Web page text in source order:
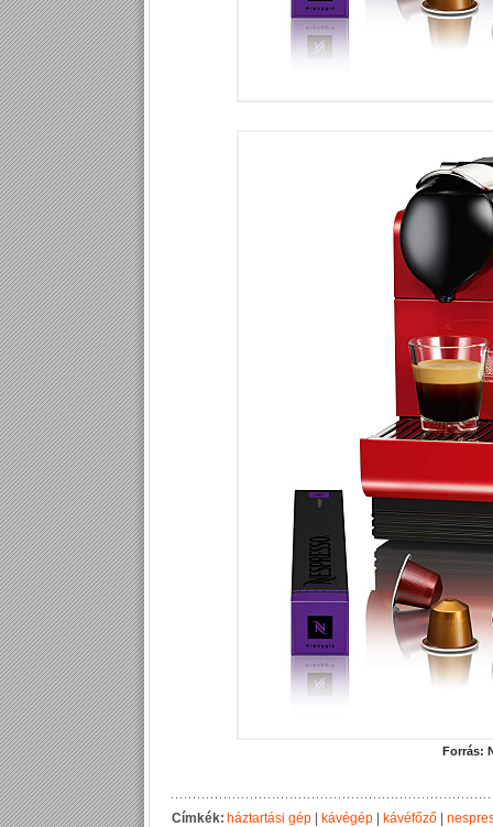
Forrás:
Címkék: háztartási gép kávégép kávéfőző